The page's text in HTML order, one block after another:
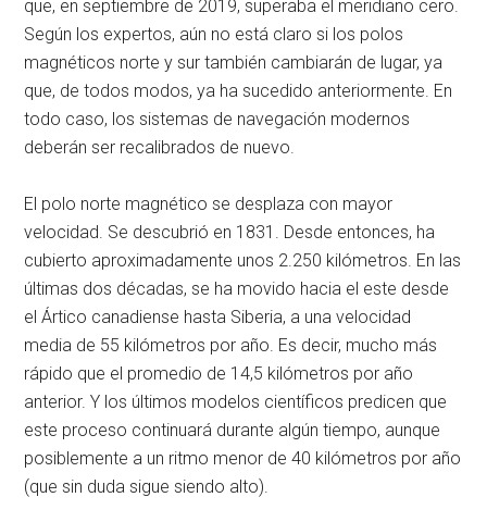
que, en septiembre de 2019, superaba el meridiano cero.
Según los expertos, aún no está claro si los polos
magnéticos norte y sur también cambiarán de lugar, ya
que, de todos modos, ya ha sucedido anteriormente. En
todo caso, los sistemas de navegación modernos
deberán ser recalibrados de nuevo.
El polo norte magnético se desplaza con mayor
velocidad. Se descubrió en 1831. Desde entonces, ha
cubierto aproximadamente unos 2.250 kilómetros. En las
últimas dos décadas, se ha movido hacia el este desde
el Ártico canadiense hasta Siberia, a una velocidad
media de 55 kilómetros por año. Es decir, mucho más
rápido que el promedio de 14,5 kilómetros por año
anterior. Y los últimos modelos científicos predicen que
este proceso continuará durante algún tiempo, aunque
posiblemente a un ritmo menor de 40 kilómetros por año
(que sin duda sigue siendo alto).